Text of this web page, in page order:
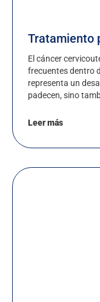
Tratamiento
El cáncer
frecuentes dentro
representa un
padecen, sino
Leer más